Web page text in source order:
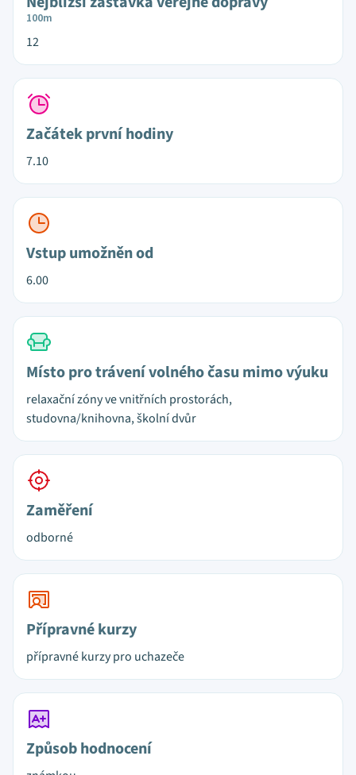
100m
12
Začátek první hodiny
7.10
Vstup umožněn od
6.00
Místo pro trávení volného času mimo výuku
relaxační zóny ve vnitřních prostorách,
studovna/knihovna, školní dvůr
Zaměření
odborné
Přípravné kurzy
přípravné kurzy pro uchazeče
Způsob hodnocení